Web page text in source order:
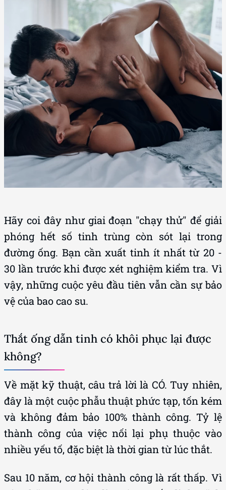
Hãy coi đây như giai đoạn "chạy thử" để giải
phóng hết số tinh trùng còn sót lại trong
đường ống. Bạn cần xuất tinh ít nhất từ 20 -
30 lần trước khi được xét nghiệm kiểm tra. Vì
vậy, những cuộc yêu đầu tiên vẫn cần sự bảo
vệ của bao cao su.
Thắt ống dẫn tinh có khôi phục lại được
không?
Về mặt kỹ thuật, câu trả lời là CÓ. Tuy nhiên,
đây là một cuộc phẫu thuật phức tạp, tốn kém
và không đảm bảo 100% thành công. Tỷ lệ
thành công của việc nối lại phụ thuộc vào
nhiều yếu tố, đặc biệt là thời gian từ lúc thắt.
Sau 10 năm, cơ hội thành công là rất thấp. Vì